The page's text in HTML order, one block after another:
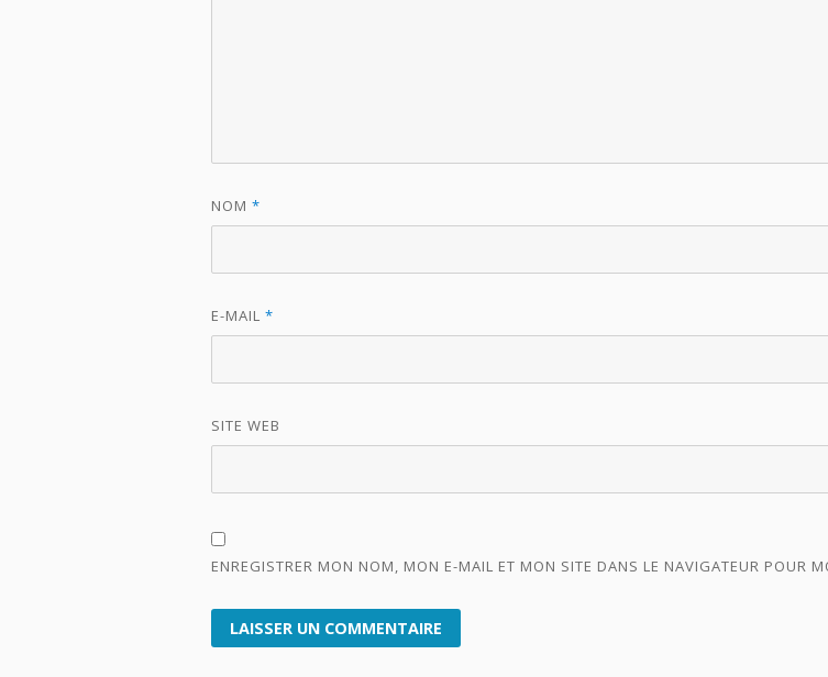
NOM *
E-MAIL *
SITE WEB
ENREGISTRER MON NOM, MON E-MAIL ET MON SITE DANS LE NAVIGATEUR POUR